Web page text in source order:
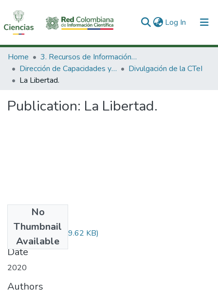
Log In (current)
Communities & Collections
All of DSpace
Home
3. Recursos de Información Científica y Tecnológica
Dirección de Capacidades y Divulgación de la CTeI
Divulgación de la CTeI
La Libertad.
Publication: La Libertad.
No
Thumbnail
Available
Audiovisual.pdf(29.62 KB)
Date
2020
Authors